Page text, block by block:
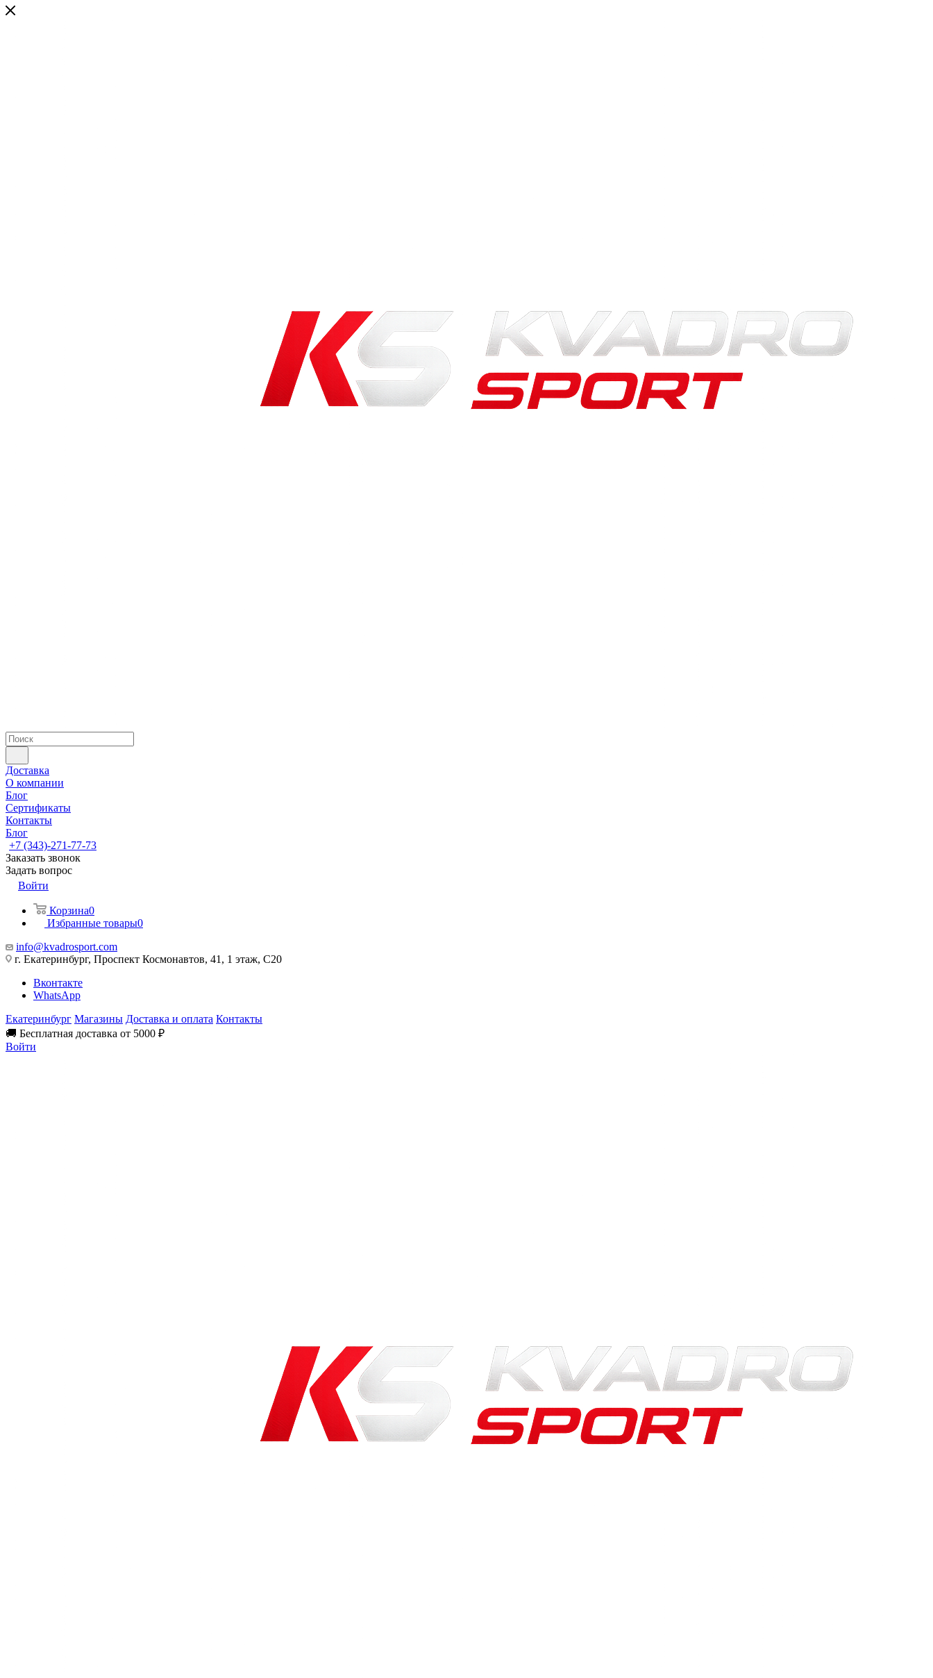
Доставка
О компании
Блог
Сертификаты
Контакты
Блог
+7 (343)-271-77-73
Заказать звонок
Задать вопрос
Войти
Корзина0
Избранные товары0
info@kvadrosport.com
г. Екатеринбург, Проспект Космонавтов, 41, 1 этаж, С20
Вконтакте
WhatsApp
Екатеринбург Магазины Доставка и оплата Контакты
🚚 Бесплатная доставка от 5000 ₽
Войти